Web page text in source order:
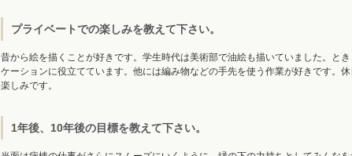
プライベートでの楽しみを教えて下さい。
昔から絵を描くことが好きです。学生時代は美術部で油絵も描いていました。と
ケーションに役立てています。他には編み物などの手先を使う作業が好きです。
楽しみです。
1年後、10年後の目標を教えて下さい。